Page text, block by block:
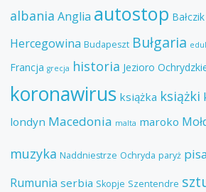
albania Anglia autostop Bałczik
Hercegowina Budapeszt Bułgaria
Francja grecja historia Jezioro
koronawirus książka książki
londyn Macedonia malta maroko
muzyka Naddniestrze Ochryda paryż
Rumunia serbia Skopje Szentendre